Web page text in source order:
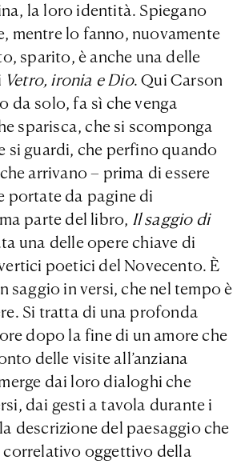
la loro identità. Spiegano
mentre lo fanno, nuovamente
sparito, è anche una delle
Vetro, ironia e Dio. Qui Carson
da solo, fa sì che venga
sparisca, che si scomponga
si guardi, che perfino quando
arrivano – prima di essere
portate da pagine di
parte del libro, Il saggio di
una delle opere chiave di
poetici del Novecento. È
saggio in versi, che nel tempo è
Si tratta di una profonda
dopo la fine di un amore che
delle visite all’anziana
dai loro dialoghi che
dai gesti a tavola durante i
descrizione del paesaggio che
correlativo oggettivo della